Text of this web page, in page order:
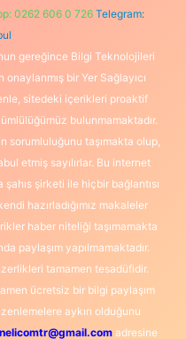
0262 606 0 726 Telegram:
gereğince Bilgi Teknolojileri
bir Yer Sağlayıcı
sitedeki içerikleri proaktif
bulunmamaktadır.
sorumluluğunu taşımakta olup,
etmiş sayılırlar. Bu internet
şirketi ile hiçbir bağlantısı
hazırladığımız makaleler
haber niteliği taşımamakta
paylaşım yapılmamaktadır.
tamamen tesadüfidir.
ücretsiz bir bilgi paylaşım
aykırı olduğunu
adresine